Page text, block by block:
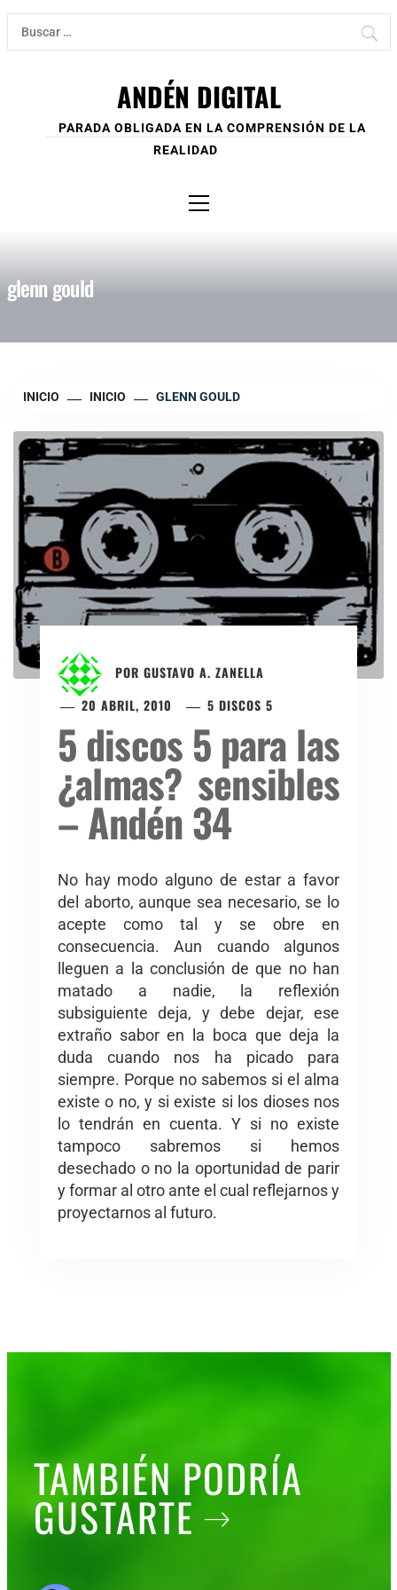
Ir
contenido
Buscar:
ANDÉN DIGITAL
PARADA OBLIGADA EN LA COMPRENSIÓN DE LA
REALIDAD
principal
glenn gould
INICIO INICIO GLENN GOULD
POR GUSTAVO A. ZANELLA
20 ABRIL, 2010
5 DISCOS 5
5 discos 5 para las
¿almas? sensibles
– Andén 34
No hay modo alguno de estar a favor
del aborto, aunque sea necesario, se lo
acepte como tal y se obre en
consecuencia. Aun cuando algunos
lleguen a la conclusión de que no han
matado a nadie, la reflexión
subsiguiente deja, y debe dejar, ese
extraño sabor en la boca que deja la
duda cuando nos ha picado para
siempre. Porque no sabemos si el alma
existe o no, y si existe si los dioses nos
lo tendrán en cuenta. Y si no existe
tampoco sabremos si hemos
desechado o no la oportunidad de parir
y formar al otro ante el cual reflejarnos y
proyectarnos al futuro.
TAMBIÉN PODRÍA
GUSTARTE